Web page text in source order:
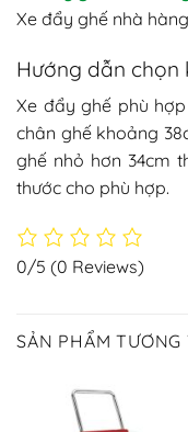
Xe đẩy ghế nhà
Hướng dẫn chọn
Xe đẩy ghế phù
chân ghế khoảng
ghế nhỏ hơn 34cm
thước cho phù hợp.
0/5 (0 Reviews)
SẢN PHẨM TƯƠNG